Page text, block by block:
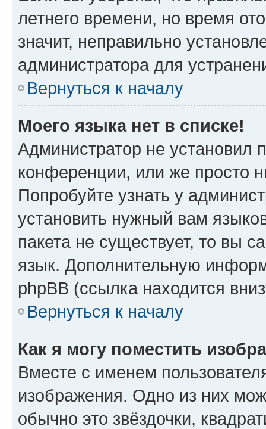
летнего времени, но время
значит, неправильно
администратора для
Вернуться к началу
Моего языка нет в списке!
Администратор не установил
конференции, или же просто
Попробуйте узнать у
установить нужный вам
пакета не существует, то вы
язык. Дополнительную
phpBB (ссылка находится
Вернуться к началу
Как я могу поместить
Вместе с именем
изображения. Одно из них
обычно это звёздочки,